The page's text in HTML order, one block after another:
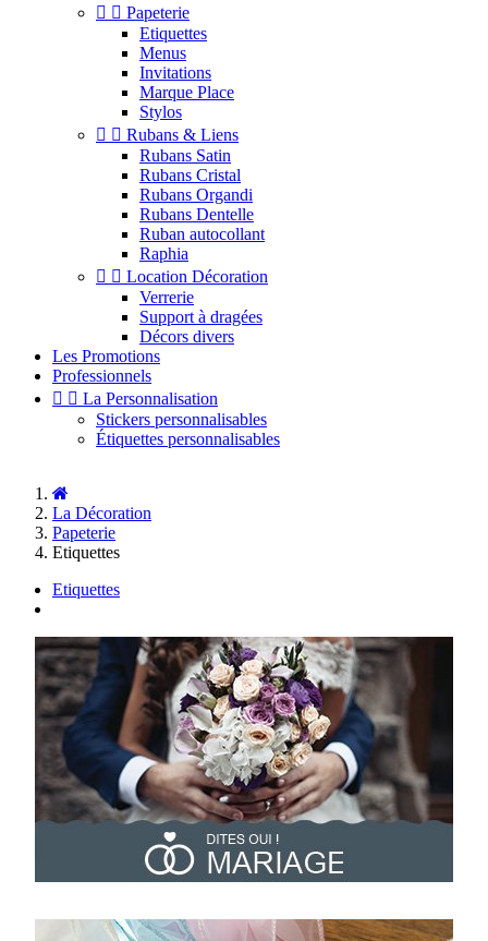
  Papeterie
Etiquettes
Menus
Invitations
Marque Place
Stylos
  Rubans & Liens
Rubans Satin
Rubans Cristal
Rubans Organdi
Rubans Dentelle
Ruban autocollant
Raphia
  Location Décoration
Verrerie
Support à dragées
Décors divers
Les Promotions
Professionnels
  La Personnalisation
Stickers personnalisables
Étiquettes personnalisables
La Décoration
Papeterie
Etiquettes
Etiquettes